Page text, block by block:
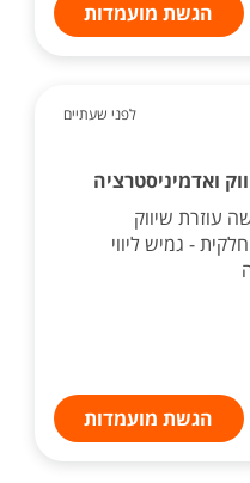
הגשת מועמדות
לפני שעתיים
ואדמיניסטרציה
עוזרת שיווק
- גמיש ליווי
הגשת מועמדות